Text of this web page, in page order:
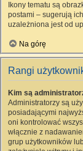
Ikony tematu są
postami – sugerują
uzależniona jest od
Na górę
Rangi
Kim są
Administratorzy są
posiadającymi
oni kontrolować
włącznie z
grup użytkowników